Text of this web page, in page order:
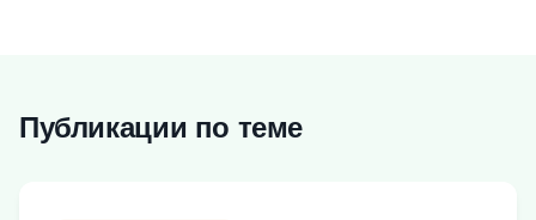
Публикации по теме